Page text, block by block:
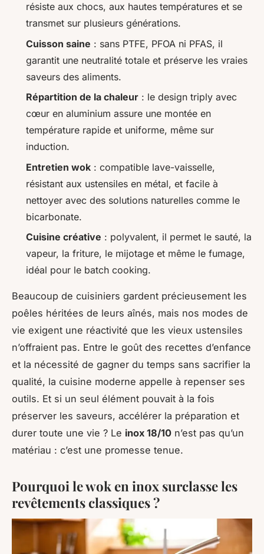
résiste aux chocs, aux hautes températures et se
transmet sur plusieurs générations.
Cuisson saine : sans PTFE, PFOA ni PFAS, il
garantit une neutralité totale et préserve les vraies
saveurs des aliments.
Répartition de la chaleur : le design triply avec
cœur en aluminium assure une montée en
température rapide et uniforme, même sur
induction.
Entretien wok : compatible lave-vaisselle,
résistant aux ustensiles en métal, et facile à
nettoyer avec des solutions naturelles comme le
bicarbonate.
Cuisine créative : polyvalent, il permet le sauté, la
vapeur, la friture, le mijotage et même le fumage,
idéal pour le batch cooking.
Beaucoup de cuisiniers gardent précieusement les
poêles héritées de leurs aînés, mais nos modes de
vie exigent une réactivité que les vieux ustensiles
n’offraient pas. Entre le goût des recettes d’enfance
et la nécessité de gagner du temps sans sacrifier la
qualité, la cuisine moderne appelle à repenser ses
outils. Et si un seul élément pouvait à la fois
préserver les saveurs, accélérer la préparation et
durer toute une vie ? Le inox 18/10 n’est pas qu’un
matériau : c’est une promesse tenue.
Pourquoi le wok en inox surclasse les
revêtements classiques ?